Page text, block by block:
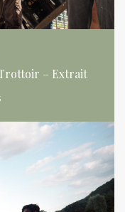
– Extrait